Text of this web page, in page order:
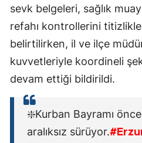
sevk belgeleri, sağlık
refahı kontrollerini
belirtilirken, il ve ilçe
kuvvetleriyle koordineli
devam ettiği bildirildi.
❇️Kurban Bayramı
aralıksız sürüyor.